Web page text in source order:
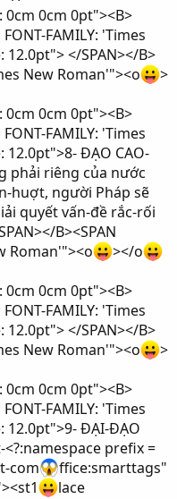
0cm 0cm 0pt"><B>
FAMILY: 'Times
</SPAN></B>
New Roman'"><o
>
0cm 0cm 0pt"><B>
FAMILY: 'Times
ĐẠO CAO-
phải riêng của nước
huợt, người Pháp sẽ
quyết vấn-đề rắc-rối
B><SPAN
Roman'"><o
></o
0cm 0cm 0pt"><B>
FAMILY: 'Times
</SPAN></B>
New Roman'"><o
>
0cm 0cm 0pt"><B>
FAMILY: 'Times
12.0pt">9- ĐẠI-ĐẠO
prefix =
com
ffice:smarttags"
lace